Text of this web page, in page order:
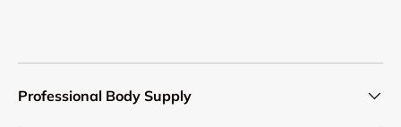
Professional Body Supply